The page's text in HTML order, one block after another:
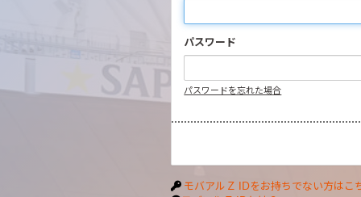
パスワード
パスワードを忘れた場合
モバアルＺ IDをお持ちでない方はこ